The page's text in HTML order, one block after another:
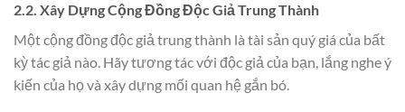
2.2. Xây Dựng Cộng Đồng Độc Giả Trung Thành
Một cộng đồng độc giả trung thành là tài sản quý giá của bất
kỳ tác giả nào. Hãy tương tác với độc giả của bạn, lắng nghe ý
kiến của họ và xây dựng mối quan hệ gắn bó.